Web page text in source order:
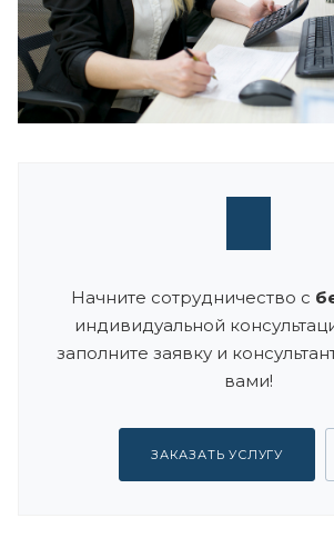
Начните сотрудничество с
индивидуальной
заполните заявку и
вами!
ЗАКАЗАТЬ УСЛУГУ